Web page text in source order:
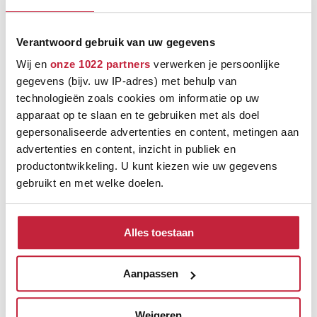
Verantwoord gebruik van uw gegevens
Wij en onze 1022 partners verwerken je persoonlijke
gegevens (bijv. uw IP-adres) met behulp van
technologieën zoals cookies om informatie op uw
apparaat op te slaan en te gebruiken met als doel
gepersonaliseerde advertenties en content, metingen aan
advertenties en content, inzicht in publiek en
productontwikkeling. U kunt kiezen wie uw gegevens
gebruikt en met welke doelen.
Als u het toestaat, willen we ook graag:
Informatie verzamelen over uw geografische
locatie, die tot een paar meter nauwkeurig kan zijn
Uw apparaat identificeren door het actief te
scannen op specifieke eigenschappen (fingerprinting)
Alles toestaan
Aanpassen
Grootste vloerenspeciaalzaak van Brabant
Keus uit meer dan 5000+ verschillende vloeren
Ruim assortiment, elke stijl